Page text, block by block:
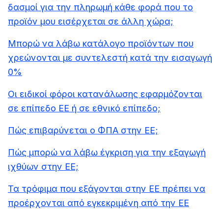
δασμοί για την πληρωμή κάθε φορά που το
προϊόν μου εισέρχεται σε άλλη χώρα;
Μπορώ να λάβω κατάλογο προϊόντων που
χρεώνονται με συντελεστή κατά την εισαγωγή
0%
Οι ειδικοί φόροι κατανάλωσης εφαρμόζονται
σε επίπεδο ΕΕ ή σε εθνικό επίπεδο;
Πώς επιβαρύνεται ο ΦΠΑ στην ΕΕ;
Πώς μπορώ να λάβω έγκριση για την εξαγωγή
ιχθύων στην ΕΕ;
Τα τρόφιμα που εξάγονται στην ΕΕ πρέπει να
προέρχονται από εγκεκριμένη από την ΕΕ